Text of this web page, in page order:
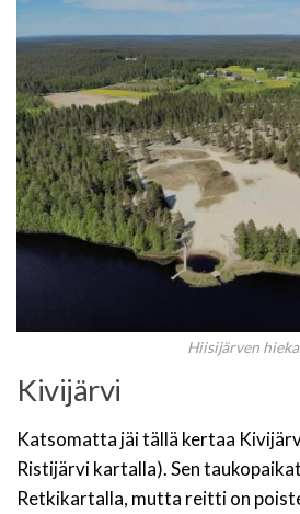
Hiisijärven
Kivijärvi
Katsomatta jäi tällä kertaa
Ristijärvi kartalla). Sen
Retkikartalla, mutta reitti on